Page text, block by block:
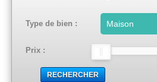
Type de bien :
Prix :